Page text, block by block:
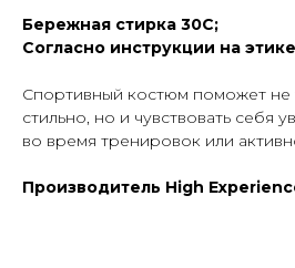
Бережная стирка 30C;
Согласно инструкции на
Спортивный костюм поможет не
стильно, но и чувствовать себя
во время тренировок или
Производитель High
и обмен
Оплата после
примерки
Тамбов
и Тамбовская
В течение
14 дней
и СНГ
в соцсетях